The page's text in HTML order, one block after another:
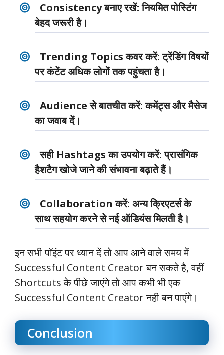
Consistency बनाए रखें: नियमित पोस्टिंग
बेहद जरूरी है।
Trending Topics कवर करें: ट्रेंडिंग विषयों
पर कंटेंट अधिक लोगों तक पहुंचता है।
Audience से बातचीत करें: कमेंट्स और मैसेज
का जवाब दें।
सही Hashtags का उपयोग करें: प्रासंगिक
हैशटैग खोजे जाने की संभावना बढ़ाते हैं।
Collaboration करें: अन्य क्रिएटर्स के
साथ सहयोग करने से नई ऑडियंस मिलती है।
इन सभी पॉइंट पर ध्यान दें तो आप आने वाले समय में
Successful Content Creator बन सकते है, वहीं
Shortcuts के पीछे जाएंगे तो आप कभी भी एक
Successful Content Creator नही बन पाएंगे।
Conclusion